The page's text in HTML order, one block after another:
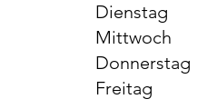
Dienstag
Mittwoch
Donnerstag
Freitag